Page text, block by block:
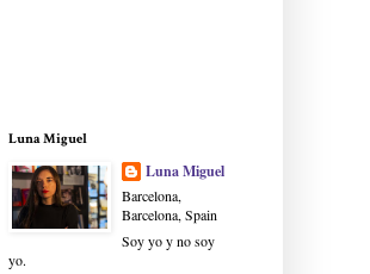
Luna Miguel
Luna Miguel
Barcelona,
Barcelona, Spain
Soy yo y no soy
yo.